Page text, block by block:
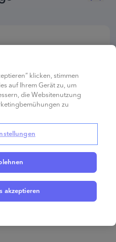
ändert
Händler
klicken, stimmen
auf Ihrem Gerät zu, um
die Websitenutzung
zu
akzeptieren